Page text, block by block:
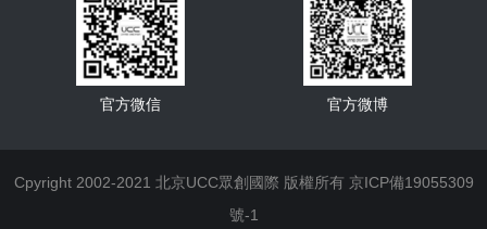
官方微信 官方微博
Cpyright 2002-2021 北京UCC眾創國際 版權所有 京ICP備19055309
號-1